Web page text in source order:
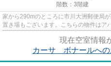
階数：3階建
家から290mのところに市川大洲郵便局
置き場もございます。こちらの物件はア
現在空室情報
カーサ ボナールへの